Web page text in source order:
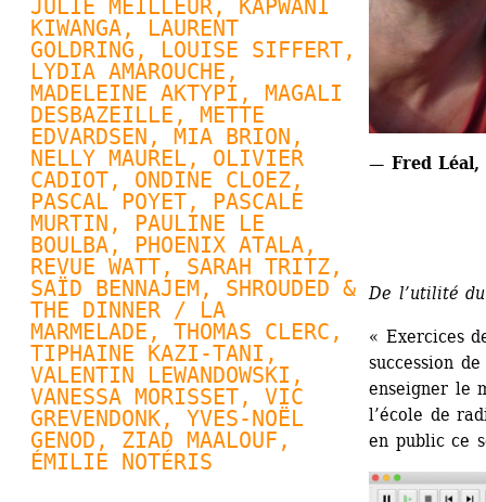
JULIE MEILLEUR, KAPWANI
KIWANGA, LAURENT
GOLDRING , LOUISE SIFFERT,
LYDIA AMAROUCHE,
MADELEINE AKTYPI, MAGALI
DESBAZEILLE, METTE
EDVARDSEN , MIA BRION,
NELLY MAUREL, OLIVIER
CADIOT, ONDINE CLOEZ,
PASCAL POYET, PASCALE
MURTIN , PAULINE LE
BOULBA, PHOENIX ATALA,
REVUE WATT, SARAH TRITZ,
SAÏD BENNAJEM, SHROUDED &
THE DINNER / LA
MARMELADE, THOMAS CLERC ,
TIPHAINE KAZI-TANI,
VALENTIN LEWANDOWSKI ,
VANESSA MORISSET, VIC
GREVENDONK, YVES-NOËL
GENOD , ZIAD MAALOUF,
ÉMILIE NOTÉRIS
— Fred Léal,
De l’utilité
« Exercices
succession
enseigner le
l’école de
en public ce